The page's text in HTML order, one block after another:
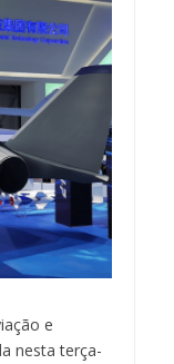
e
nesta terça-